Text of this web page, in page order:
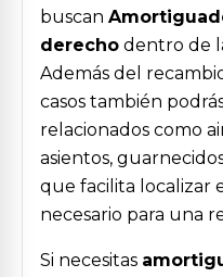
buscan
derecho dentro de
Además del
casos también
relacionados como
asientos,
que facilita localizar
necesario para una
Si necesitas